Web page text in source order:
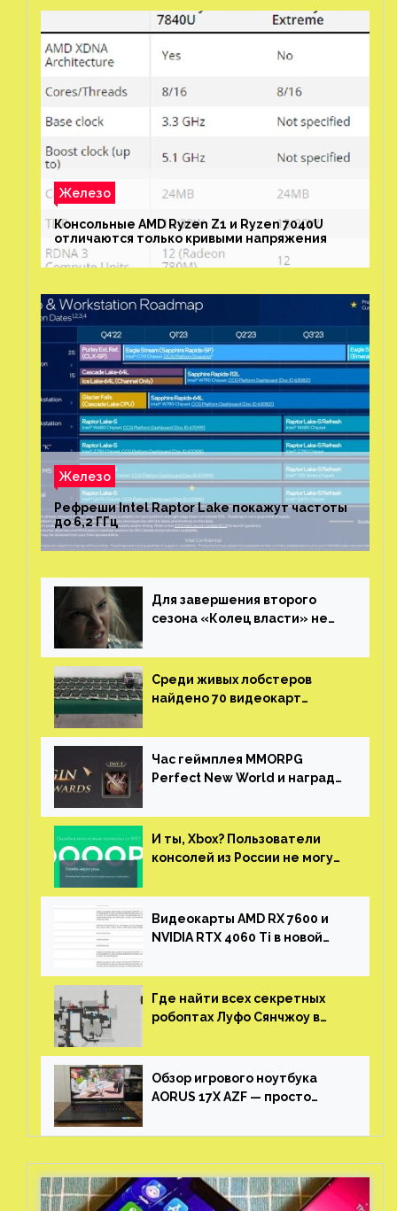
Железо
Консольные AMD Ryzen Z1 и Ryzen 7040U
отличаются только кривыми напряжения
Железо
Рефреши Intel Raptor Lake покажут частоты
до 6,2 ГГц
Для завершения второго
сезона «Колец власти» не
Среди живых лобстеров
найдено 70 видеокарт
китайской таможни
Час геймплея MMORPG
Perfect New World и награды
И ты, Xbox? Пользователи
консолей из России не могут
Видеокарты AMD RX 7600 и
NVIDIA RTX 4060 Ti в новой
Где найти всех секретных
робоптах Луфо Сянчжоу в
Обзор игрового ноутбука
AORUS 17X AZF — просто